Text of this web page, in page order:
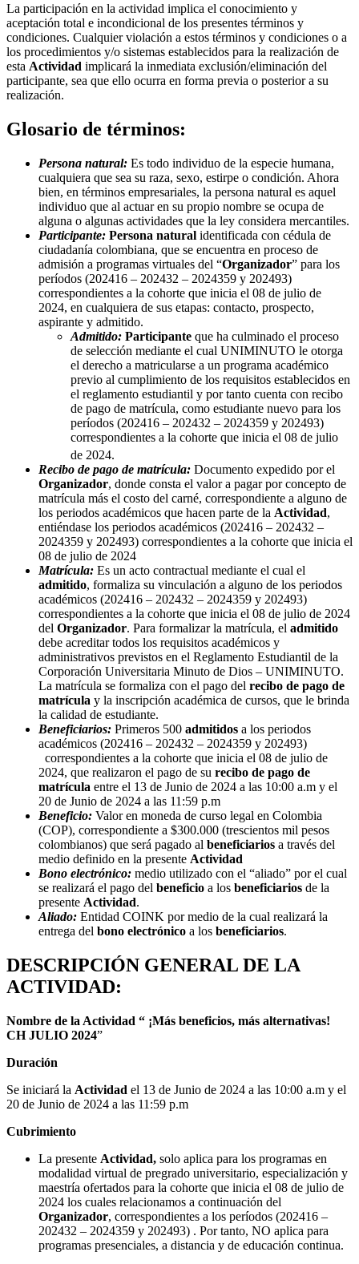
La participación en la actividad implica el conocimiento y
aceptación total e incondicional de los presentes términos y
condiciones. Cualquier violación a estos términos y condiciones o a
los procedimientos y/o sistemas establecidos para la realización de
esta Actividad implicará la inmediata exclusión/eliminación del
participante, sea que ello ocurra en forma previa o posterior a su
realización.
Glosario de términos:
Persona natural: Es todo individuo de la especie humana,
cualquiera que sea su raza, sexo, estirpe o condición. Ahora
bien, en términos empresariales, la persona natural es aquel
individuo que al actuar en su propio nombre se ocupa de
alguna o algunas actividades que la ley considera mercantiles.
Participante: Persona natural identificada con cédula de
ciudadanía colombiana, que se encuentra en proceso de
admisión a programas virtuales del “Organizador” para los
períodos (202416 – 202432 – 2024359 y 202493)
correspondientes a la cohorte que inicia el 08 de julio de
2024, en cualquiera de sus etapas: contacto, prospecto,
aspirante y admitido.
Admitido: Participante que ha culminado el proceso
de selección mediante el cual UNIMINUTO le otorga
el derecho a matricularse a un programa académico
previo al cumplimiento de los requisitos establecidos en
el reglamento estudiantil y por tanto cuenta con recibo
de pago de matrícula, como estudiante nuevo para los
períodos (202416 – 202432 – 2024359 y 202493)
correspondientes a la cohorte que inicia el 08 de julio
de 2024.
Recibo de pago de matrícula: Documento expedido por el
Organizador, donde consta el valor a pagar por concepto de
matrícula más el costo del carné, correspondiente a alguno de
los periodos académicos que hacen parte de la Actividad,
entiéndase los periodos académicos (202416 – 202432 –
2024359 y 202493) correspondientes a la cohorte que inicia el
08 de julio de 2024
Matrícula: Es un acto contractual mediante el cual el
admitido, formaliza su vinculación a alguno de los periodos
académicos (202416 – 202432 – 2024359 y 202493)
correspondientes a la cohorte que inicia el 08 de julio de 2024
del Organizador. Para formalizar la matrícula, el admitido
debe acreditar todos los requisitos académicos y
administrativos previstos en el Reglamento Estudiantil de la
Corporación Universitaria Minuto de Dios – UNIMINUTO.
La matrícula se formaliza con el pago del recibo de pago de
matrícula y la inscripción académica de cursos, que le brinda
la calidad de estudiante.
Beneficiarios: Primeros 500 admitidos a los periodos
académicos (202416 – 202432 – 2024359 y 202493)
correspondientes a la cohorte que inicia el 08 de julio de
2024, que realizaron el pago de su recibo de pago de
matrícula entre el 13 de Junio de 2024 a las 10:00 a.m y el
20 de Junio de 2024 a las 11:59 p.m
Beneficio: Valor en moneda de curso legal en Colombia
(COP), correspondiente a $300.000 (trescientos mil pesos
colombianos) que será pagado al beneficiarios a través del
medio definido en la presente Actividad
Bono electrónico: medio utilizado con el “aliado” por el cual
se realizará el pago del beneficio a los beneficiarios de la
presente Actividad.
Aliado: Entidad COINK por medio de la cual realizará la
entrega del bono electrónico a los beneficiarios.
DESCRIPCIÓN GENERAL DE LA
ACTIVIDAD:
Nombre de la Actividad “ ¡Más beneficios, más alternativas!
CH JULIO 2024”
Duración
Se iniciará la Actividad el 13 de Junio de 2024 a las 10:00 a.m y el
20 de Junio de 2024 a las 11:59 p.m
Cubrimiento
La presente Actividad, solo aplica para los programas en
modalidad virtual de pregrado universitario, especialización y
maestría ofertados para la cohorte que inicia el 08 de julio de
2024 los cuales relacionamos a continuación del
Organizador, correspondientes a los períodos (202416 –
202432 – 2024359 y 202493) . Por tanto, NO aplica para
programas presenciales, a distancia y de educación continua.